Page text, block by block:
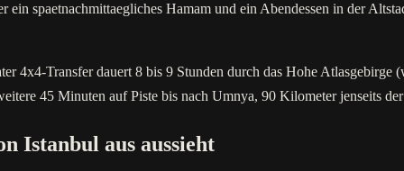
spaetnachmittaegliches Hamam und ein Abendessen in der
4x4-Transfer dauert 8 bis 9 Stunden durch das Hohe
45 Minuten auf Piste bis nach Umnya, 90 Kilometer jenseits
Istanbul aus aussieht